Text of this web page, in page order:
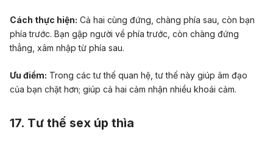
Cách thực hiện: Cả hai cùng đứng, chàng phía sau, còn bạn
phía trước. Bạn gập người về phía trước, còn chàng đứng
thẳng, xâm nhập từ phía sau.
Ưu điểm: Trong các tư thế quan hệ, tư thế này giúp âm đạo
của bạn chặt hơn; giúp cả hai cảm nhận nhiều khoái cảm.
17. Tư thế sex úp thìa